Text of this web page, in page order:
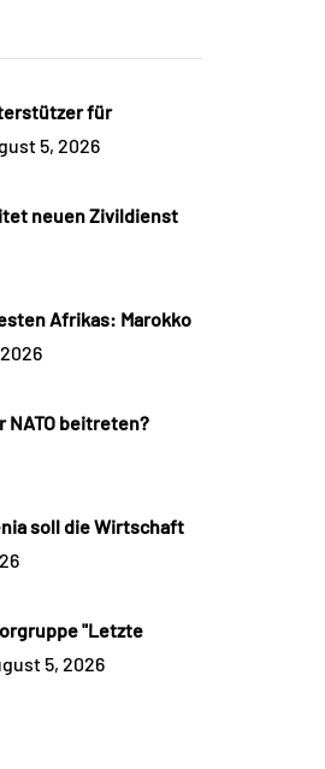
für
5, 2026
neuen Zivildienst
Afrikas: Marokko
NATO beitreten?
soll die Wirtschaft
"Letzte
5, 2026